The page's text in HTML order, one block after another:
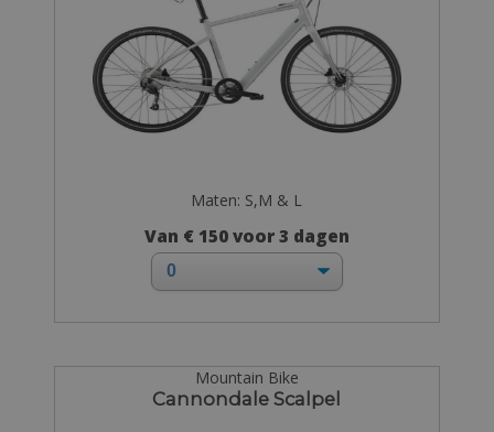
Maten: S,M & L
Van € 150 voor 3 dagen
Mountain Bike
Cannondale Scalpel